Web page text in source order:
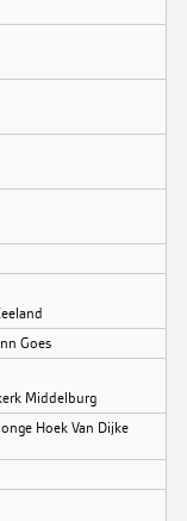
Goes
Middelburg
Hoek Van Dijke